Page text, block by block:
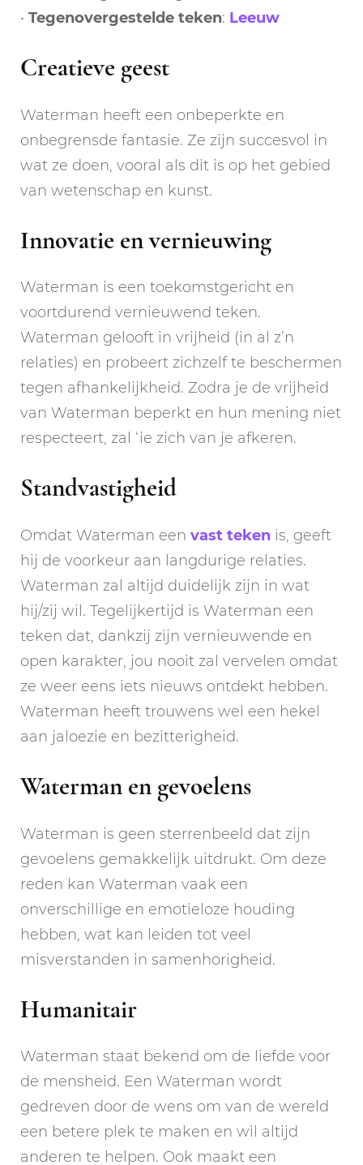
• Tegenovergestelde teken: Leeuw
Creatieve geest
Waterman heeft een onbeperkte en
onbegrensde fantasie. Ze zijn succesvol in
wat ze doen, vooral als dit is op het gebied
van wetenschap en kunst.
Innovatie en vernieuwing
Waterman is een toekomstgericht en
voortdurend vernieuwend teken.
Waterman gelooft in vrijheid (in al z’n
relaties) en probeert zichzelf te beschermen
tegen afhankelijkheid. Zodra je de vrijheid
van Waterman beperkt en hun mening niet
respecteert, zal ‘ie zich van je afkeren.
Standvastigheid
Omdat Waterman een vast teken is, geeft
hij de voorkeur aan langdurige relaties.
Waterman zal altijd duidelijk zijn in wat
hij/zij wil. Tegelijkertijd is Waterman een
teken dat, dankzij zijn vernieuwende en
open karakter, jou nooit zal vervelen omdat
ze weer eens iets nieuws ontdekt hebben.
Waterman heeft trouwens wel een hekel
aan jaloezie en bezitterigheid.
Waterman en gevoelens
Waterman is geen sterrenbeeld dat zijn
gevoelens gemakkelijk uitdrukt. Om deze
reden kan Waterman vaak een
onverschillige en emotieloze houding
hebben, wat kan leiden tot veel
misverstanden in samenhorigheid.
Humanitair
Waterman staat bekend om de liefde voor
de mensheid. Een Waterman wordt
gedreven door de wens om van de wereld
een betere plek te maken en wil altijd
anderen te helpen. Ook maakt een